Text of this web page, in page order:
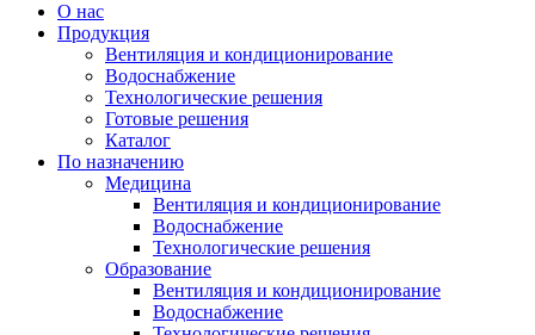
О нас
Продукция
Вентиляция и кондиционирование
Водоснабжение
Технологические решения
Готовые решения
Каталог
По назначению
Медицина
Вентиляция и кондиционирование
Водоснабжение
Технологические решения
Образование
Вентиляция и кондиционирование
Водоснабжение